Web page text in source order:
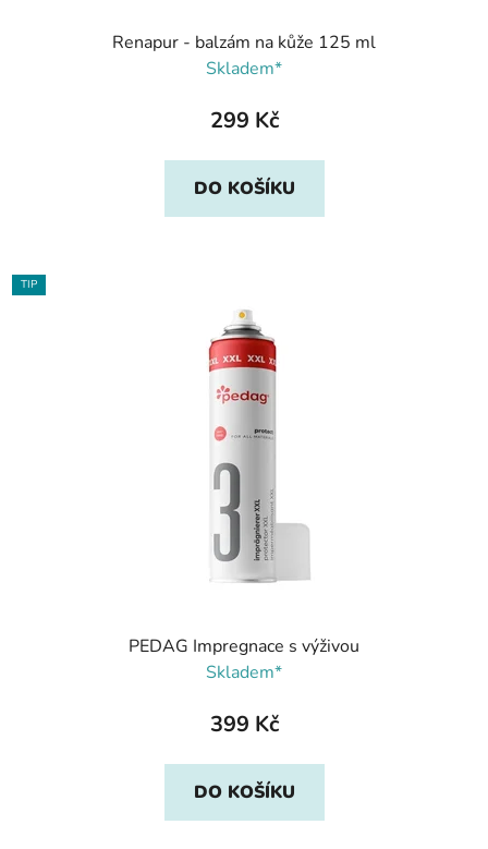
Renapur - balzám na kůže 125 ml
Skladem*
299 Kč
DO KOŠÍKU
TIP
PEDAG Impregnace s výživou
Skladem*
399 Kč
DO KOŠÍKU